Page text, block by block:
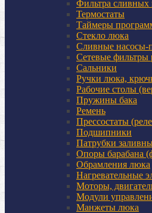
Фильтра сливных
Термостаты
Таймеры
Стекло люка
Сливные
Сетевые фильтры
Сальники
Ручки люка,
Рабочие столы
Пружины бака
Ремень
Прессостаты
Подшипники
Патрубки
Опоры барабана
Обрамления люка
Нагревательные
Моторы,
Модули
Манжеты люка